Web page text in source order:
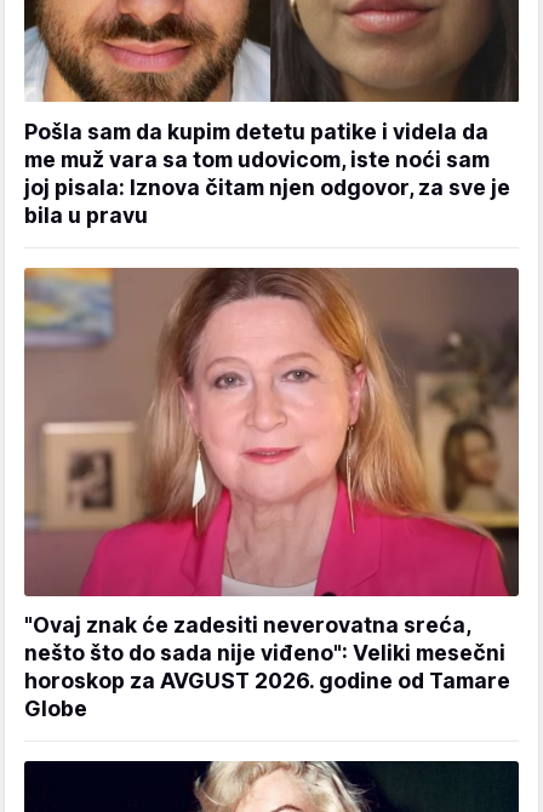
Pošla sam da kupim detetu patike i videla da
me muž vara sa tom udovicom, iste noći sam
joj pisala: Iznova čitam njen odgovor, za sve je
bila u pravu
"Ovaj znak će zadesiti neverovatna sreća,
nešto što do sada nije viđeno": Veliki mesečni
horoskop za AVGUST 2026. godine od Tamare
Globe